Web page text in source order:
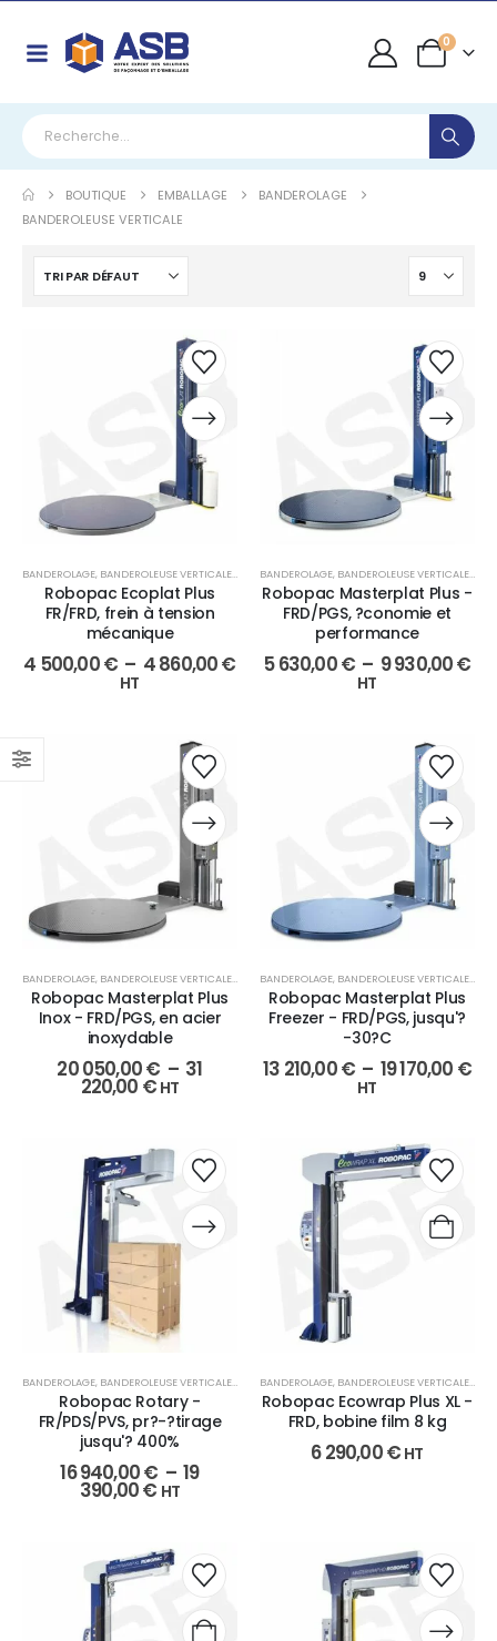
0
BOUTIQUE EMBALLAGE
BANDEROLAGE
BANDEROLEUSE VERTICALE
BANDEROLAGE, BANDEROLEUSE VERTICALE,EMBALLAGE
Robopac Ecoplat Plus
FR/FRD, frein à tension
mécanique
4 500,00€ – 4 860,00€
HT
BANDEROLAGE, BANDEROLEUSE VERTICALE,
Robopac Masterplat Plus -
FRD/PGS, ?conomie et
performance
5 630,00€ – 9 930,00€
HT
BANDEROLAGE, BANDEROLEUSE VERTICALE,EMBALLAGE
Robopac Masterplat Plus
Inox - FRD/PGS, en acier
inoxydable
20 050,00€ – 31
220,00 € HT
BANDEROLAGE, BANDEROLEUSE VERTICALE,
Robopac Masterplat Plus
Freezer - FRD/PGS, jusqu'?
-30?C
13 210,00€ – 19 170,00 €
HT
BANDEROLAGE, BANDEROLEUSE VERTICALE,EMBALLAGE
Robopac Rotary -
FR/PDS/PVS, pr?-?tirage
jusqu'? 400%
16 940,00€ – 19
390,00€ HT
BANDEROLAGE, BANDEROLEUSE VERTICALE,
Robopac Ecowrap Plus XL -
FRD, bobine film 8 kg
6 290,00€ HT